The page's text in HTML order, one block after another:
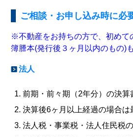
ご相談・お申し込み時に必
※不動産をお持ちの方で、初めて
簿謄本(発行後３ヶ月以内のもの)
法人
前期・前々期（2年分）の決算
決算後6ヶ月以上経過の場合は
法人税・事業税・法人住民税